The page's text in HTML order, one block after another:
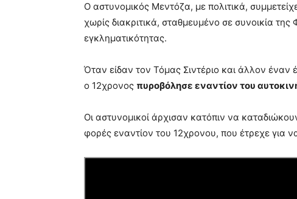
Ο αστυνομικός Μεντόζα, με πολιτικά,
χωρίς διακριτικά, σταθμευμένο σε συνοικία
εγκληματικότητας.
Όταν είδαν τον Τόμας Σιντέριο και άλλον
ο 12χρονος πυροβόλησε εναντίον του
Οι αστυνομικοί άρχισαν κατόπιν να
φορές εναντίον του 12χρονου, που έτρεχε για